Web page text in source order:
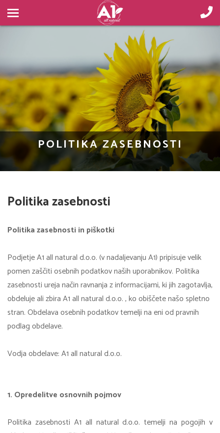
POLITIKA ZASEBNOSTI
Politika zasebnosti
Politika zasebnosti in piškotki
Podjetje A1 all natural d.o.o. (v nadaljevanju A1) pripisuje velik
pomen zaščiti osebnih podatkov naših uporabnikov. Politika
zasebnosti ureja način ravnanja z informacijami, ki jih zagotavlja,
obdeluje ali zbira A1 all natural d.o.o. , ko obiščete našo spletno
stran. Obdelava osebnih podatkov temelji na eni od pravnih
podlag obdelave.
Vodja obdelave: A1 all natural d.o.o.
1. Opredelitve osnovnih pojmov
Politika zasebnosti A1 all natural d.o.o. temelji na pogojih v